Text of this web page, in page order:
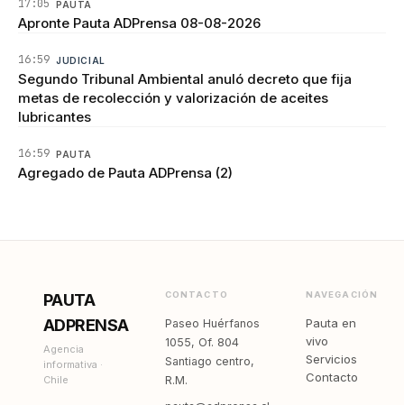
17:05 PAUTA
Apronte Pauta ADPrensa 08-08-2026
16:59 JUDICIAL
Segundo Tribunal Ambiental anuló decreto que fija
metas de recolección y valorización de aceites
lubricantes
16:59 PAUTA
Agregado de Pauta ADPrensa (2)
PAUTA
ADPRENSA
Agencia
informativa ·
Chile
CONTACTO
Paseo Huérfanos
1055, Of. 804
Santiago centro,
R.M.
NAVEGACIÓN
Pauta en
vivo
Servicios
Contacto